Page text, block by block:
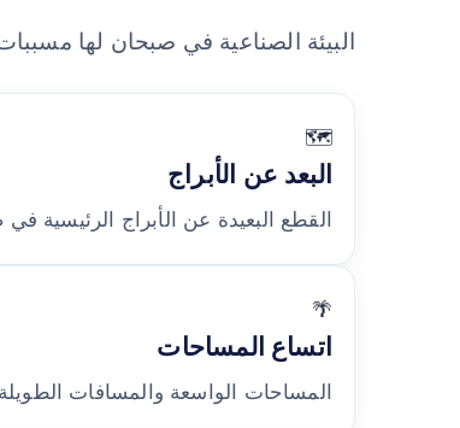
البيئة الصناعية في صبحان لها
🗺️
البعد عن الأبراج
القطع البعيدة عن الأبراج
🌴
اتساع المساحات
المساحات الواسعة والمسافات